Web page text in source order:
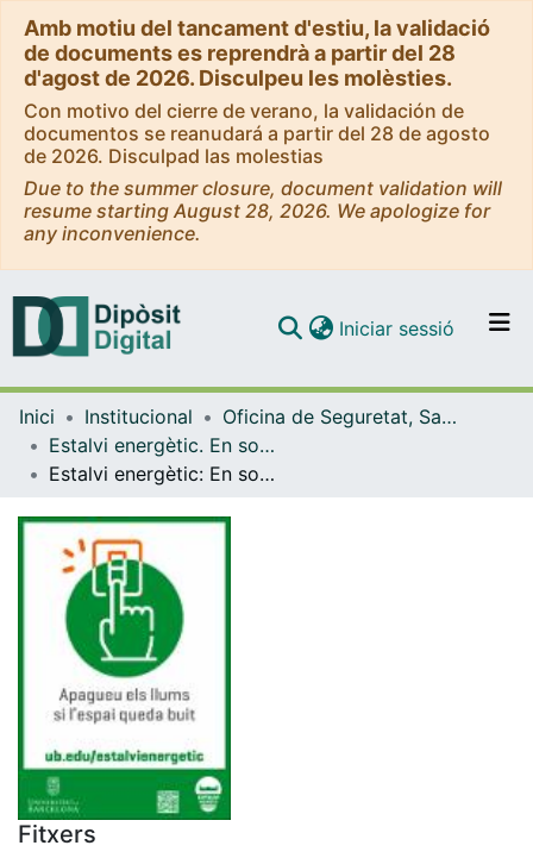
Amb motiu del tancament d'estiu, la validació
de documents es reprendrà a partir del 28
d'agost de 2026. Disculpeu les molèsties.
Con motivo del cierre de verano, la validación de
documentos se reanudará a partir del 28 de agosto
de 2026. Disculpad las molestias
Due to the summer closure, document validation will
resume starting August 28, 2026. We apologize for
any inconvenience.
Navega per tot el DD
Iniciar sessió (current)
Inici Institucional
Oficina de Seguretat, Salut i Medi Ambient (OSSMA)
Estalvi energètic. En som responsables (OSSMA)
Estalvi energètic: En som responsables [Senyals]
Fitxers